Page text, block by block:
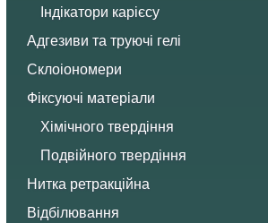
Індікатори карієсу
Адгезиви та труючі гелі
Склоіономери
Фіксуючі матеріали
Хімічного твердіння
Подвійного твердіння
Нитка ретракційна
Відбілювання